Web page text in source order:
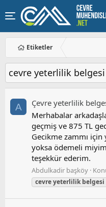
Etiketler
cevre yeterlilik belgesi
A
Çevre yeterlilik
Merhabalar
geçmiş ve 875 TL
Gecikme zammı
yoksa ödemeli
teşekkür ederim.
Abdulkadir başköy
cevreyeterlilik belgesi